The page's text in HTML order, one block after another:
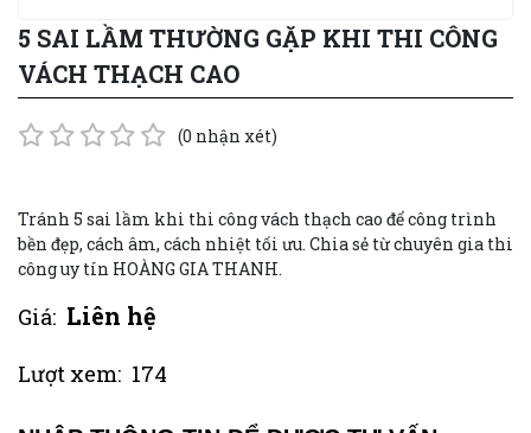
5 SAI LẦM THƯỜNG GẶP KHI THI CÔNG
VÁCH THẠCH CAO
(0 nhận xét)
Tránh 5 sai lầm khi thi công vách thạch cao để công trình
bền đẹp, cách âm, cách nhiệt tối ưu. Chia sẻ từ chuyên gia thi
công uy tín HOÀNG GIA THANH.
Giá: Liên hệ
Lượt xem: 174